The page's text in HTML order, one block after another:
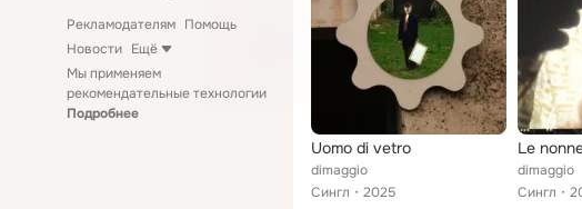
Рекламодателям Помощь
Новости Ещё
Мы применяем
рекомендательные технологии
Подробнее
Uomo di vetro
dimaggio
Сингл
2025
Le
dimaggio
Сингл